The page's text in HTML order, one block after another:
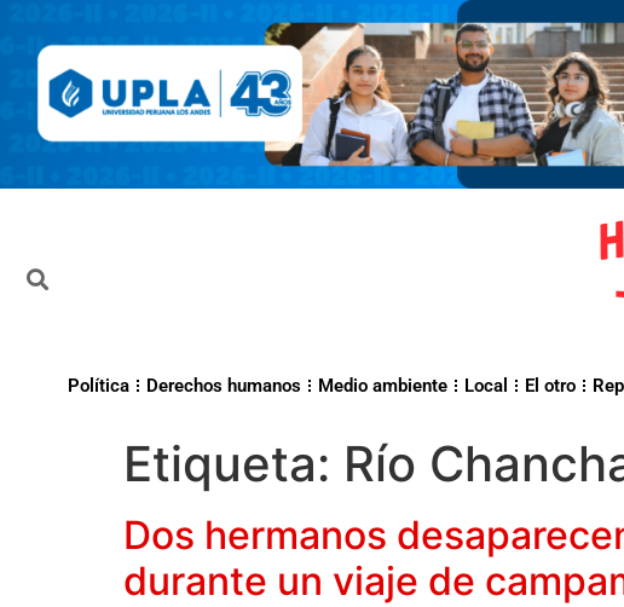
Política Derechos humanos Medio ambiente Local El otro
Etiqueta: Río
Dos hermanos
durante un viaje de